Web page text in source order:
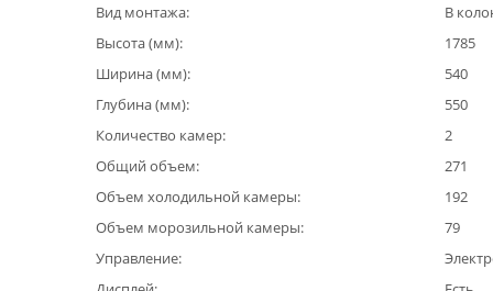
Вид монтажа
В
Высота (мм)
1785
Ширина (мм)
540
Глубина (мм)
550
Количество камер
2
Общий объем
271
Объем холодильной камеры
192
Объем морозильной камеры
79
Управление